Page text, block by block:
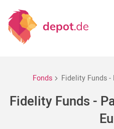
Fonds Fidelity Funds -
Fidelity Funds -